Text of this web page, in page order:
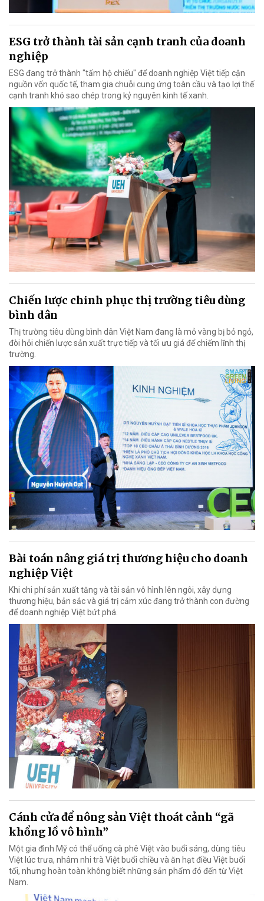
ESG trở thành tài sản cạnh tranh của doanh
nghiệp
ESG đang trở thành "tấm hộ chiếu" để doanh nghiệp Việt tiếp cận
nguồn vốn quốc tế, tham gia chuỗi cung ứng toàn cầu và tạo lợi thế
cạnh tranh khó sao chép trong kỷ nguyên kinh tế xanh.
Chiến lược chinh phục thị trường tiêu dùng
bình dân
Thị trường tiêu dùng bình dân Việt Nam đang là mỏ vàng bị bỏ ngỏ,
đòi hỏi chiến lược sản xuất trực tiếp và tối ưu giá để chiếm lĩnh thị
trường.
Bài toán nâng giá trị thương hiệu cho doanh
nghiệp Việt
Khi chi phí sản xuất tăng và tài sản vô hình lên ngôi, xây dựng
thương hiệu, bản sắc và giá trị cảm xúc đang trở thành con đường
để doanh nghiệp Việt bứt phá.
Cánh cửa để nông sản Việt thoát cảnh “gã
khổng lồ vô hình”
Một gia đình Mỹ có thể uống cà phê Việt vào buổi sáng, dùng tiêu
Việt lúc trưa, nhâm nhi trà Việt buổi chiều và ăn hạt điều Việt buổi
tối, nhưng hoàn toàn không biết những sản phẩm đó đến từ Việt
Nam.